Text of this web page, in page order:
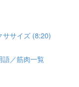
ササイズ (8:20)
語／筋肉一覧